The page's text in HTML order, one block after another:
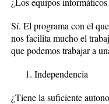
Sí. El programa con el
nos facilita mucho el
que podemos trabajar a
Independencia
¿Tiene la suficiente